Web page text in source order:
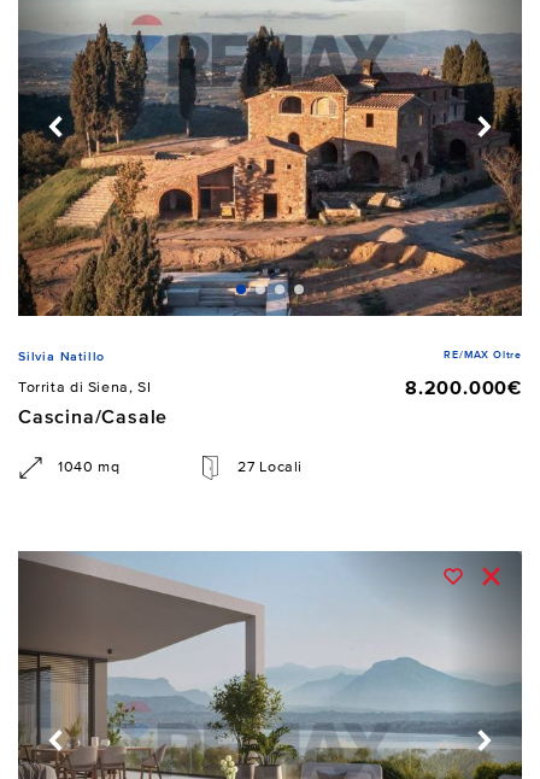
Silvia Natillo RE/MAX Oltre
Torrita di Siena, SI
8.200.000€
Cascina/Casale
1040 mq 27 Locali